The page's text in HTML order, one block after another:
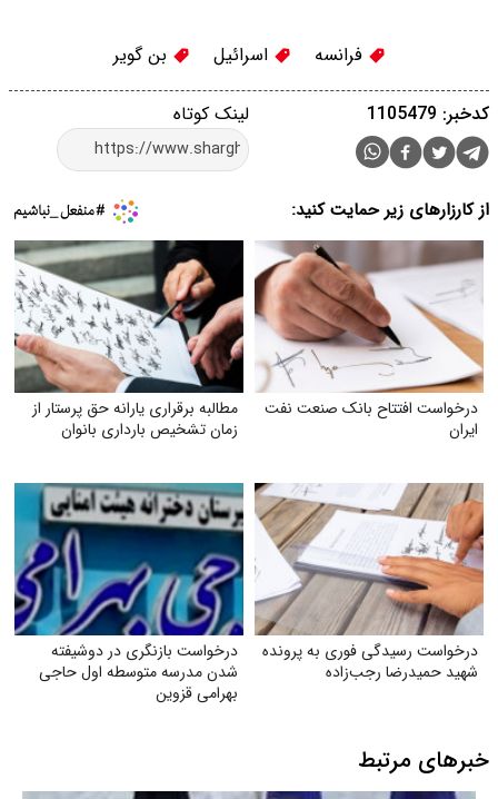
فرانسه اسرائیل بن گویر
لینک کوتاه کدخبر: 1105479
از کارزارهای زیر حمایت کنید:
درخواست افتتاح بانک صنعت نفت
ایران
مطالبه برقراری یارانه حق پرستار از
زمان تشخیص بارداری بانوان
درخواست رسیدگی فوری به پرونده
شهید حمیدرضا رجب‌زاده
درخواست بازنگری در دوشیفته
شدن مدرسه متوسطه اول حاجی
بهرامی قزوین
خبرهای مرتبط